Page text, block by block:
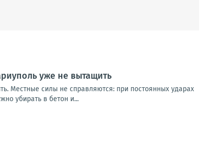
уже не вытащить
Местные силы не справляются: при постоянных ударах
убирать в бетон и...